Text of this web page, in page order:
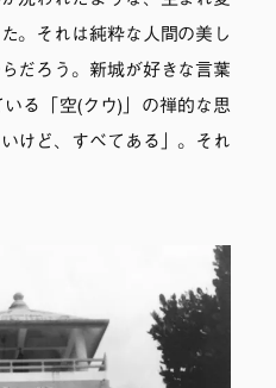
。それは純粋な人間の美し
だろう。新城が好きな言葉
る「空(クウ)」の禅的な思
けど、すべてある」。それ